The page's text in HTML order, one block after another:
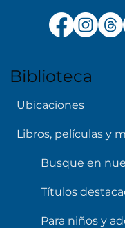
Biblioteca
Ubicaciones
Libros, películas y
Busque en
Títulos
Para niños y